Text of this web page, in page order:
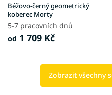
Béžovo-černý geometrický
koberec Morty
5-7 pracovních dnů
od 1 709 Kč
Zobrazit všechny